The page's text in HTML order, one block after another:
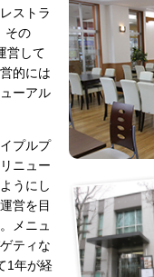
ストラ
その
営して
的には
ーアル
プルプ
ニュー
うにし
営を目
メニュ
ティな
1年が経